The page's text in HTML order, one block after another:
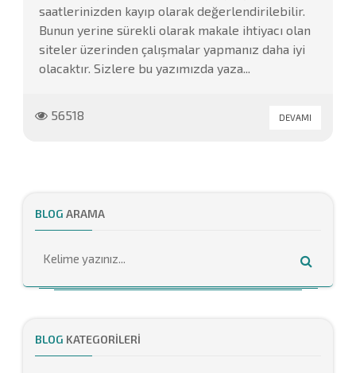
saatlerinizden kayıp olarak değerlendirilebilir.
Bunun yerine sürekli olarak makale ihtiyacı olan
siteler üzerinden çalışmalar yapmanız daha iyi
olacaktır. Sizlere bu yazımızda yaza...
56518 DEVAMI
BLOG ARAMA
BLOG KATEGORILERI